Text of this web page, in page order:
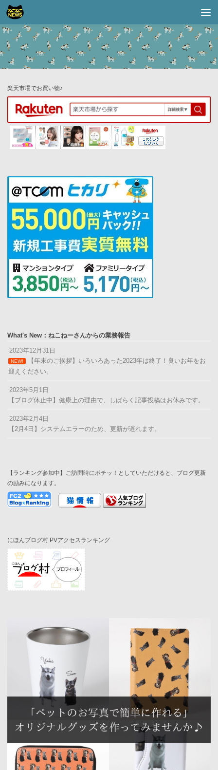
コンテンツへスキップ
楽天市場でお買い物♪
What's New：ねこねーさんからの業務報告
2023年12月31日
NEW!
【年末のご挨拶】いろいろあった2023年は終了！良いお年をお
迎えください。
2023年5月1日
【ブログ休止中】健康上の理由で、しばらく記事投稿はお休みです。
2023年2月4日
【2月4日】システムエラーのため、更新が遅れます。
【ランキング参加中】ご訪問時にポチッ！としていただけると、ブログ更新
の励みになります。
にほんブログ村 PVアクセスランキング